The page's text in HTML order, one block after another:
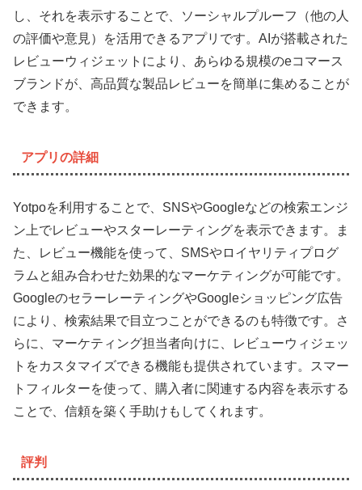
し、それを表示することで、ソーシャルプルーフ（他の人
の評価や意見）を活用できるアプリです。AIが搭載された
レビューウィジェットにより、あらゆる規模のeコマース
ブランドが、高品質な製品レビューを簡単に集めることが
できます。
アプリの詳細
Yotpoを利用することで、SNSやGoogleなどの検索エンジ
ン上でレビューやスターレーティングを表示できます。ま
た、レビュー機能を使って、SMSやロイヤリティプログ
ラムと組み合わせた効果的なマーケティングが可能です。
GoogleのセラーレーティングやGoogleショッピング広告
により、検索結果で目立つことができるのも特徴です。さ
らに、マーケティング担当者向けに、レビューウィジェッ
トをカスタマイズできる機能も提供されています。スマー
トフィルターを使って、購入者に関連する内容を表示する
ことで、信頼を築く手助けもしてくれます。
評判